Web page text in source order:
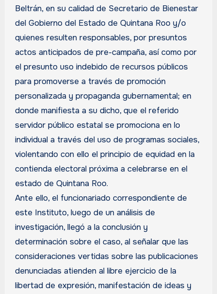
Beltrán, en su calidad de Secretario de Bienestar
del Gobierno del Estado de Quintana Roo y/o
quienes resulten responsables, por presuntos
actos anticipados de pre-campaña, así como por
el presunto uso indebido de recursos públicos
para promoverse a través de promoción
personalizada y propaganda gubernamental; en
donde manifiesta a su dicho, que el referido
servidor público estatal se promociona en lo
individual a través del uso de programas sociales,
violentando con ello el principio de equidad en la
contienda electoral próxima a celebrarse en el
estado de Quintana Roo.
Ante ello, el funcionariado correspondiente de
este Instituto, luego de un análisis de
investigación, llegó a la conclusión y
determinación sobre el caso, al señalar que las
consideraciones vertidas sobre las publicaciones
denunciadas atienden al libre ejercicio de la
libertad de expresión, manifestación de ideas y